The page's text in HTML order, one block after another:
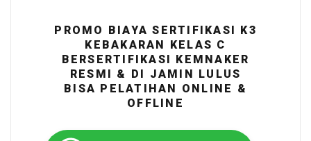
PROMO BIAYA SERTIFIKASI K3
KEBAKARAN KELAS C
BERSERTIFIKASI KEMNAKER
RESMI & DI JAMIN LULUS
BISA PELATIHAN ONLINE &
OFFLINE